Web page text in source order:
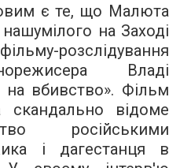
є те, що Малюта
на Заході
розслідування
Владі
вбивство». Фільм
скандально відоме
російськими
і дагестанця в